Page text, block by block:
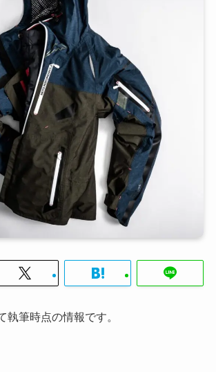
筆時点の情報です。